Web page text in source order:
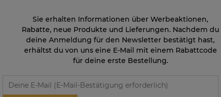
Sie erhalten Informationen über Werbeaktionen,
Rabatte, neue Produkte und Lieferungen. Nachdem du
deine Anmeldung für den Newsletter bestätigt hast,
erhältst du von uns eine E-Mail mit einem Rabattcode
für deine erste Bestellung.